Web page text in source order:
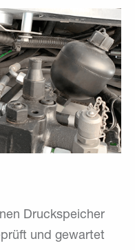
Druckspeicher
und gewartet